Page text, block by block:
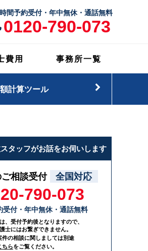
間予約受付・年中無休・通話無料
0120-790-073
費用 事務所一覧
計算ツール
タッフがお話をお伺いします
相談受付 全国対応
790-073
受付・年中無休・通話無料
、受付予約後となりますので、
士にはお繋ぎできません。
の相談に関しましては別途
ちらをご覧ください。